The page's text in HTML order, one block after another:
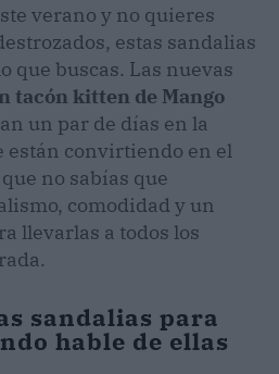
verano y no quieres
estas sandalias
que buscas. Las nuevas
tacón kitten de Mango
un par de días en la
están convirtiendo en el
no sabías que
comodidad y un
llevarlas a todos los
sandalias para
hable de ellas